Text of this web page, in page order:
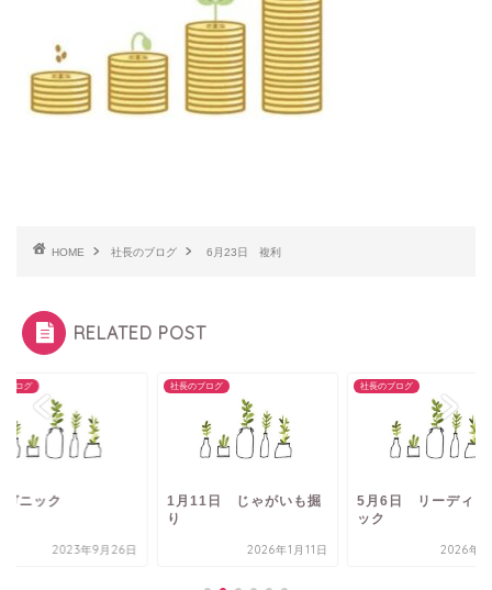
HOME 社長のブログ 6月23日 複利
RELATED POST
ブログ
ガニック
2023年9月26日
社長のブログ
1月11日 じゃがいも掘
り
2026年1月11日
社長のブログ
5月6日 リーディン
ック
2026年5